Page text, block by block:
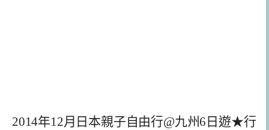
2014年12月日本親子自由行@九州6日遊★行